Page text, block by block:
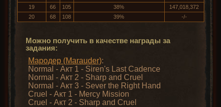
19
66 105 38%
147,018,372
20
68 108 39% -/-
Можно получить в качестве награды за
задания:
Мародер (Marauder):
Normal - Акт 1 - Siren's Last Cadence
Normal - Акт 2 - Sharp and Cruel
Normal - Акт 3 - Sever the Right Hand
Cruel - Акт 1 - Mercy Mission
Cruel - Акт 2 - Sharp and Cruel